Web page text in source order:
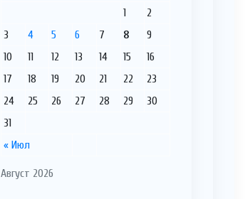
Август 2026
« Июл
1
2
3
4 5 6 7 8
9
10
11 12 13 14 15
16
17
18 19 20 21 22
23
24
25 26 27 28 29
30
31